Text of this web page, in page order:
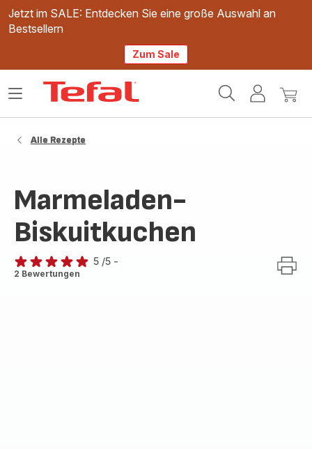
Jetzt im SALE: Entdecken Sie eine große Auswahl an
Bestsellern
Zum Sale
Mein
Mein
Das
Alle Rezepte
Marmeladen-
Biskuitkuchen
Bewertung
5 /5 -
2 Bewertungen